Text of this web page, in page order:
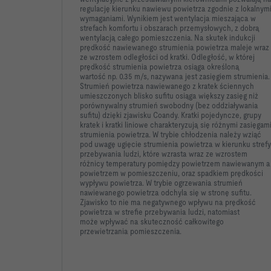
regulację kierunku nawiewu powietrza zgodnie z lokalnymi
wymaganiami. Wynikiem jestwentylacja mieszająca w
strefach komfortu i obszarach przemysłowych, z dobrą
wentylacją całego pomieszczenia. Na skutek indukcji
prędkość nawiewanego strumienia powietrza maleje wraz
ze wzrostem odległości od kratki. Odległość, w której
prędkość strumienia powietrza osiąga określoną
wartość np. 0.35 m/s, nazywana jest zasięgiem strumienia.
Strumień powietrza nawiewanego z kratek ściennych
umieszczonych blisko sufitu osiąga większy zasięg niż
porównywalny strumień swobodny (bez oddziaływania
sufitu) dzięki zjawisku Coandy. Kratki pojedyncze, grupy
kratek i kratki liniowe charakteryzują się różnymi zasięgami
strumienia powietrza. W trybie chłodzenia należy wziąć
pod uwagę ugięcie strumienia powietrza w kierunku strefy
przebywania ludzi, które wzrasta wraz ze wzrostem
różnicytemperatury pomiędzy powietrzem nawiewanym a
powietrzem w pomieszczeniu, oraz spadkiem prędkości
wypływu powietrza. Wtrybie ogrzewania strumień
nawiewanego powietrza odchyla się w stronę sufitu.
Zjawisko to nie ma negatywnego wpływu na prędkość
powietrza w strefie przebywania ludzi, natomiast
może wpływać na skuteczność całkowitego
przewietrzania pomieszczenia.